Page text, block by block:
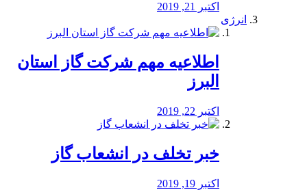
اکتبر 21, 2019
انرژی
️اطلاعیه مهم شرکت گاز استان
البرز
اکتبر 22, 2019
خبر تخلف در انشعاب گاز
اکتبر 19, 2019